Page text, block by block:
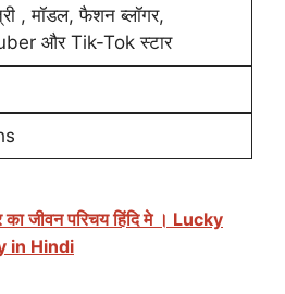
, मॉडल, फैशन ब्लॉगर,
और Tik-Tok स्टार
जीवन परिचय हिंदि मे । Lucky
in Hindi